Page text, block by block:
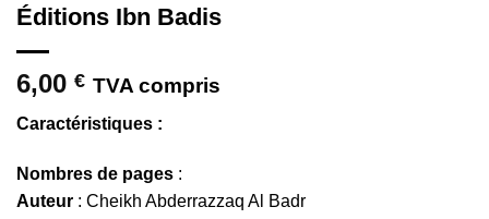
Éditions Ibn Badis
6,00 € TVA compris
Caractéristiques :
Nombres de pages :
Auteur : Cheikh Abderrazzaq Al Badr